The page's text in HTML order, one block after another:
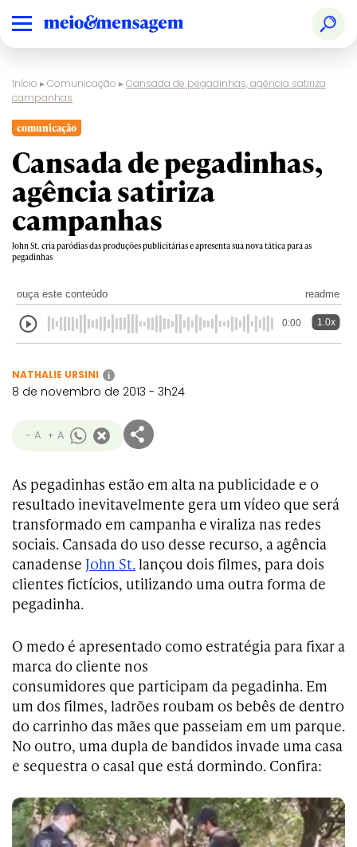
Início ▸Comunicação ▸Cansada de pegadinhas, agência satiriza
campanhas
comunicação
Cansada de pegadinhas,
agência satiriza
campanhas
John St. cria paródias das produções publicitárias e apresenta sua nova tática para as
pegadinhas
ouça este conteúdo readme
0:00 1.0x
NATHALIE URSINI i
8 de novembro de 2013 - 3h24
- A + A
As pegadinhas estão em alta na publicidade e o
resultado inevitavelmente gera um vídeo que será
transformado em campanha e viraliza nas redes
sociais. Cansada do uso desse recurso, a agência
canadense John St. lançou dois filmes, para dois
clientes fictícios, utilizando uma outra forma de
pegadinha.
O medo é apresentado como estratégia para fixar a
marca do cliente nos
consumidores que participam da pegadinha. Em
um dos filmes, ladrões roubam os bebês de dentro
do carrinho das mães que passeiam em um parque.
No outro, uma dupla de bandidos invade uma casa
e sequestra o casal que está dormindo. Confira: